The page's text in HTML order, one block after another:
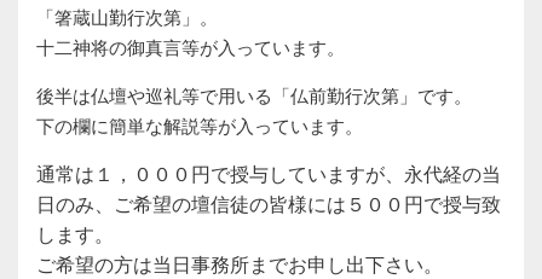
「箸蔵山勤行次第」。
十二神将の御真言等が入っています。
後半は仏壇や巡礼等で用いる「仏前勤行次第」です。
下の欄に簡単な解説等が入っています。
通常は１，０００円で授与していますが、永代経の当
日のみ、ご希望の壇信徒の皆様には５００円で授与致
します。
ご希望の方は当日事務所までお申し出下さい。